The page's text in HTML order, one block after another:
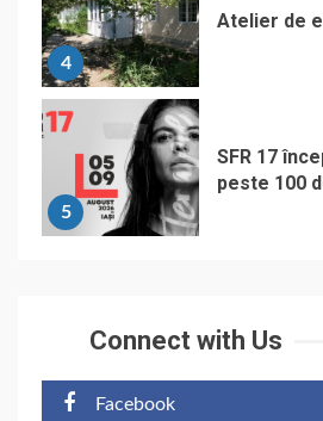
4
Atelier de
5
SFR 17
peste 100
Connect with Us
Facebook